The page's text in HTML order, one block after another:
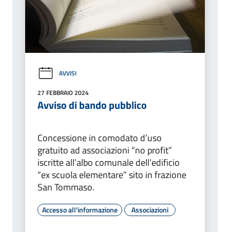
AVVISI
27 FEBBRAIO 2024
Avviso di bando pubblico
Concessione in comodato d’uso
gratuito ad associazioni “no profit”
iscritte all’albo comunale dell’edificio
“ex scuola elementare” sito in frazione
San Tommaso.
Accesso all'informazione Associazioni